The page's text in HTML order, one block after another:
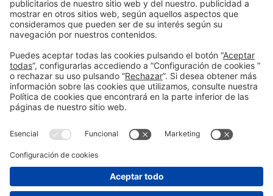
Evita estos 7 errores al
comprar una empresa
#Innovación y nuevos modelos de negocio
Jue 16 17:30h - 18:00h
Leer más